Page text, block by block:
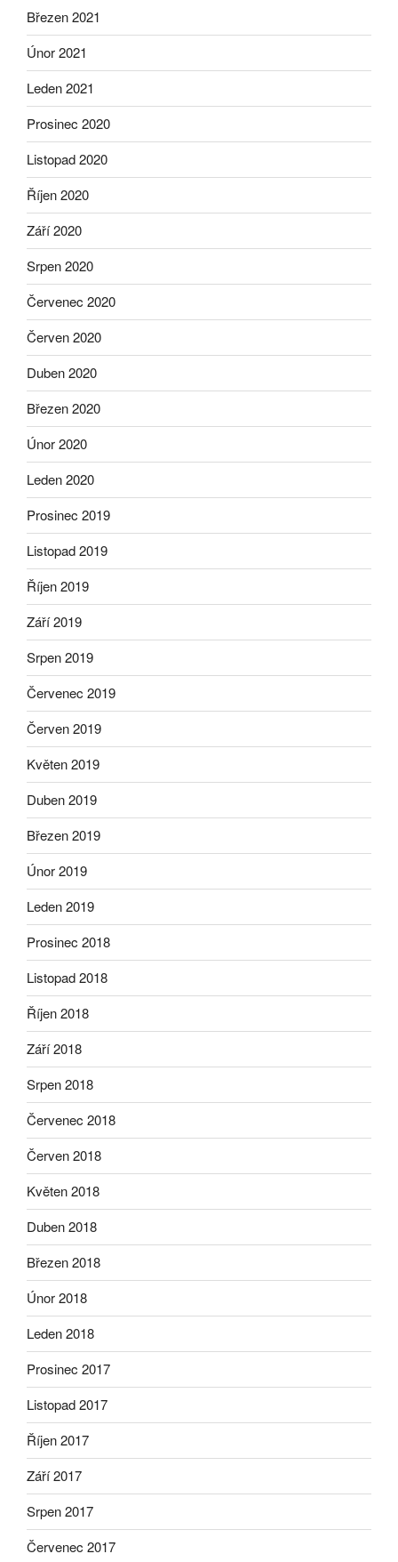
Březen 2021
Únor 2021
Leden 2021
Prosinec 2020
Listopad 2020
Říjen 2020
Září 2020
Srpen 2020
Červenec 2020
Červen 2020
Duben 2020
Březen 2020
Únor 2020
Leden 2020
Prosinec 2019
Listopad 2019
Říjen 2019
Září 2019
Srpen 2019
Červenec 2019
Červen 2019
Květen 2019
Duben 2019
Březen 2019
Únor 2019
Leden 2019
Prosinec 2018
Listopad 2018
Říjen 2018
Září 2018
Srpen 2018
Červenec 2018
Červen 2018
Květen 2018
Duben 2018
Březen 2018
Únor 2018
Leden 2018
Prosinec 2017
Listopad 2017
Říjen 2017
Září 2017
Srpen 2017
Červenec 2017